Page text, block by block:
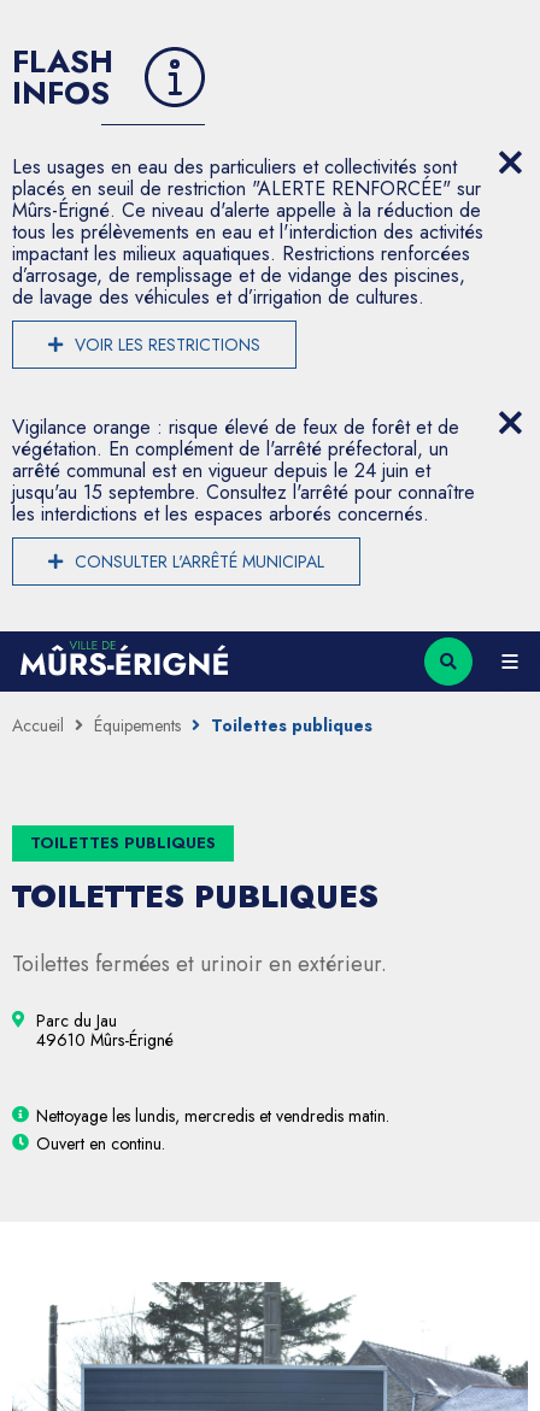
FLASH
INFOS
Les usages en eau des particuliers et collectivités sont
placés en seuil de restriction "ALERTE RENFORCÉE" sur
Mûrs-Érigné. Ce niveau d'alerte appelle à la réduction de
tous les prélèvements en eau et l'interdiction des activités
impactant les milieux aquatiques. Restrictions renforcées
d’arrosage, de remplissage et de vidange des piscines,
de lavage des véhicules et d’irrigation de cultures.
VOIR LES RESTRICTIONS
Vigilance orange : risque élevé de feux de forêt et de
végétation. En complément de l'arrêté préfectoral, un
arrêté communal est en vigueur depuis le 24 juin et
jusqu'au 15 septembre. Consultez l'arrêté pour connaître
les interdictions et les espaces arborés concernés.
CONSULTER L'ARRÊTÉ MUNICIPAL
Accueil Équipements Toilettes publiques
TOILETTES PUBLIQUES
TOILETTES PUBLIQUES
Toilettes fermées et urinoir en extérieur.
Parc du Jau
49610 Mûrs-Érigné
Nettoyage les lundis, mercredis et vendredis matin.
Ouvert en continu.